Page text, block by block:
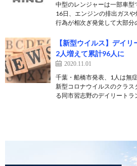
中型のレンジャーは一部車型
16日、エンジンの排出ガス
行為が相次ぎ発覚して大部
【新型ウイルス】デイリ
2人増えて累計96人に
2020.11.01
千葉・船橋市発表、1人は無
新型コロナウイルスのクラ
る同市習志野のデイリート